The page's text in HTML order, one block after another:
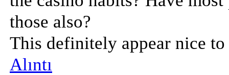
those also?
This definitely appear nice
Alıntı